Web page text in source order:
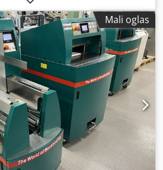
Mali oglas